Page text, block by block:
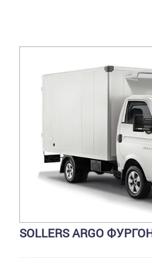
SOLLERS ARGO